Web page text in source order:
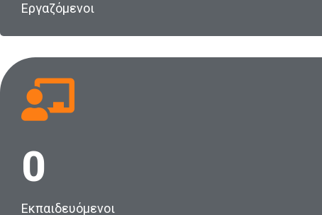
Εργαζόμενοι
0
Εκπαιδευόμενοι